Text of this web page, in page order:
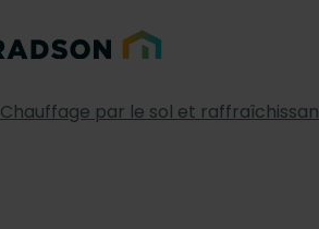
Chauffage par le sol et